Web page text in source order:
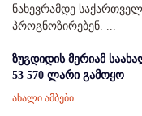
ნახევრამდე
პროგნოზირებენ. ...
ზუგდიდის მერიამ
53 570 ლარი გამოყო
ახალი ამბები